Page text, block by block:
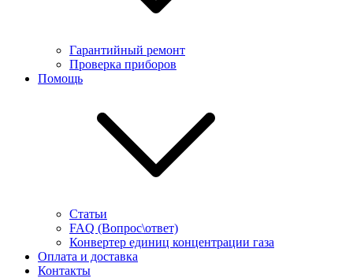
Гарантийный ремонт
Проверка приборов
Помощь
Статьи
FAQ (Вопрос\ответ)
Конвертер единиц концентрации газа
Оплата и доставка
Контакты